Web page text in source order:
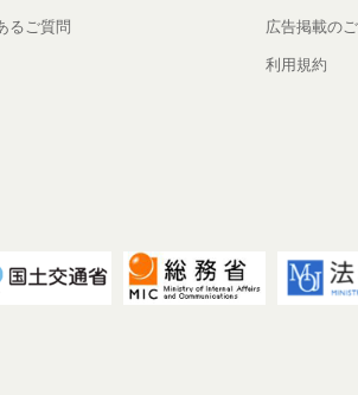
るご質問 広告掲載の
利用規約